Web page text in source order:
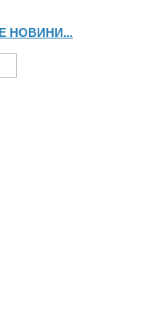
НОВИНИ...